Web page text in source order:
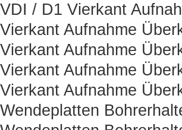
VDI / D1 Vierkant
Vierkant Aufnahme
Vierkant Aufnahme
Vierkant Aufnahme
Vierkant Aufnahme
Wendeplatten